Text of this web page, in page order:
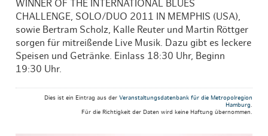
WINNER OF THE INTERNATIONAL BLUES
CHALLENGE, SOLO/DUO 2011 IN MEMPHIS (USA),
sowie Bertram Scholz, Kalle Reuter und Martin Röttger
sorgen für mitreißende Live Musik. Dazu gibt es leckere
Speisen und Getränke. Einlass 18:30 Uhr, Beginn
19:30 Uhr.
Dies ist ein Eintrag aus der Veranstaltungsdatenbank für die Metropolregion
Hamburg.
Für die Richtigkeit der Daten wird keine Haftung übernommen.